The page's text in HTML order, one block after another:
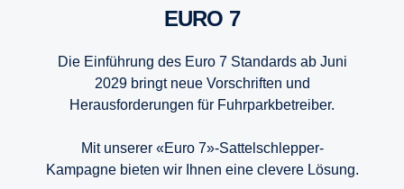
EURO 7
Die Einführung des Euro 7 Standards ab Juni
2029 bringt neue Vorschriften und
Herausforderungen für Fuhrparkbetreiber.
Mit unserer «Euro 7»-Sattelschlepper-
Kampagne bieten wir Ihnen eine clevere Lösung.